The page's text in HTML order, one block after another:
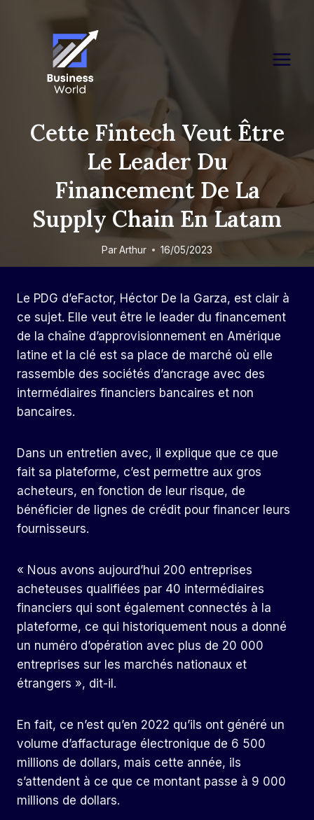
Cette Fintech Veut Être
Le Leader Du
Financement De La
Supply Chain En Latam
ParArthur 16/05/2023
Le PDG d’eFactor, Héctor De la Garza, est clair à
ce sujet. Elle veut être le leader du financement
de la chaîne d’approvisionnement en Amérique
latine et la clé est sa place de marché où elle
rassemble des sociétés d’ancrage avec des
intermédiaires financiers bancaires et non
bancaires.
Dans un entretien avec, il explique que ce que
fait sa plateforme, c’est permettre aux gros
acheteurs, en fonction de leur risque, de
bénéficier de lignes de crédit pour financer leurs
fournisseurs.
« Nous avons aujourd’hui 200 entreprises
acheteuses qualifiées par 40 intermédiaires
financiers qui sont également connectés à la
plateforme, ce qui historiquement nous a donné
un numéro d’opération avec plus de 20 000
entreprises sur les marchés nationaux et
étrangers », dit-il.
En fait, ce n’est qu’en 2022 qu’ils ont généré un
volume d’affacturage électronique de 6 500
millions de dollars, mais cette année, ils
s’attendent à ce que ce montant passe à 9 000
millions de dollars.